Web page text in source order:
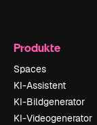
Produkte
Spaces
KI-Assistent
KI-Bildgenerator
KI-Videogenerator